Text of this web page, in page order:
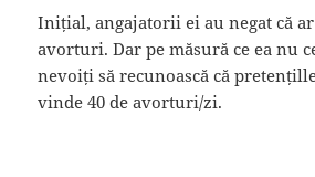
Inițial, angajatorii ei au negat că ar
avorturi. Dar pe măsură ce ea nu
nevoiți să recunoască că
vinde 40 de avorturi/zi.